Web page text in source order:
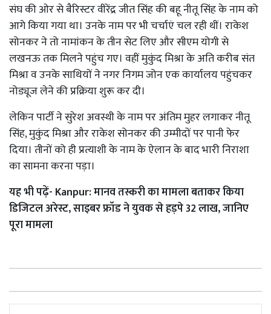
संघ की ओर से बैरिस्टर वीरेंद्र जीत सिंह की बहू नीतू सिंह के नाम को
आगे किया गया था। उनके नाम पर भी चर्चाएं चल रही थीं। राकेश
सोनकर ने तो नामांकन के तीन सेट लिए और सीएम योगी से
लखनऊ तक मिलने पहुंच गए। वहीं मुकुंद मिश्रा के अति करीब संत
मिश्रा व उनके साथियों ने नगर निगम जोन एक कार्यालय पहुंचकर
नोड्यूज लेने की प्रक्रिया शुरू कर दी।
लेकिन पार्टी ने सुरेश अवस्थी के नाम पर अंतिम मुहर लगाकर नीतू
सिंह, मुकुंद मिश्रा और राकेश सोनकर की उम्मीदों पर पानी फेर
दिया। तीनों को ही प्रत्याशी के नाम के ऐलान के बाद भारी निराशा
का सामना करना पड़ा।
यह भी पढ़ें- Kanpur: मानव तस्करी का मामला बताकर किया
डिजिटल अरेस्ट, साइबर फ्रॉड ने युवक से हड़पे 32 लाख, जानिए
पूरा मामला